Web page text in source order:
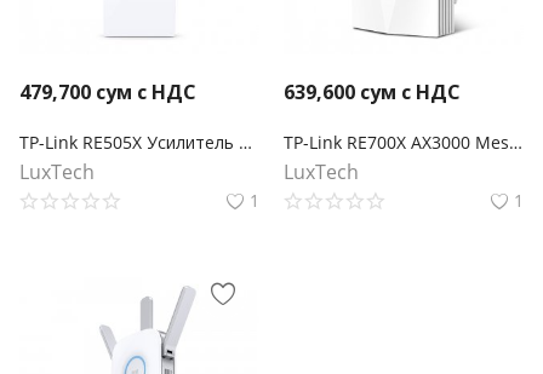
479,700 сум с НДС
TP-Link RE505X Усилитель сигнала Wi‑Fi AX1500 с поддержкой Mesh
LuxTech
1
639,600 сум с НДС
TP-Link RE700X AX3000 Mesh Усилитель беспроводного сигнала Wi-Fi 6
LuxTech
1